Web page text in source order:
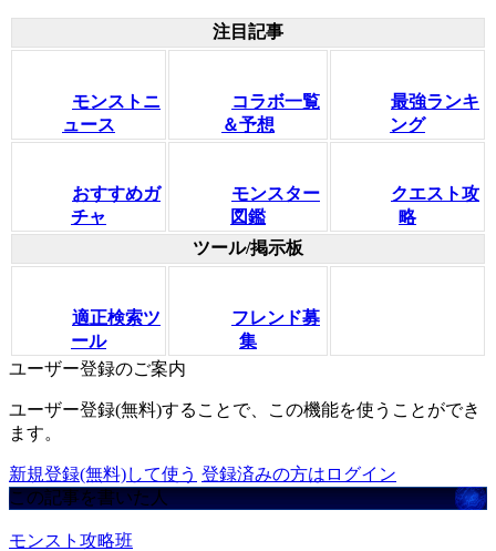
注目記事
モンストニ
ュース
コラボ一覧
＆予想
最強ランキ
ング
おすすめガ
チャ
モンスター
図鑑
クエスト攻
略
ツール/掲示板
適正検索ツ
ール
フレンド募
集
ユーザー登録のご案内
ユーザー登録(無料)することで、この機能を使うことができ
ます。
新規登録(無料)して使う 登録済みの方はログイン
この記事を書いた人
モンスト攻略班